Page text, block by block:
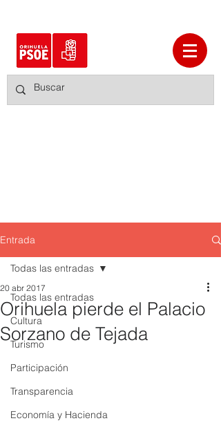
Entrada
Todas las entradas
Cultura
Turismo
Participación
Transparencia
Economía y Hacienda
Todas las entradas
Orihuela pierde el Palacio
Sorzano de Tejada
20 abr 2017